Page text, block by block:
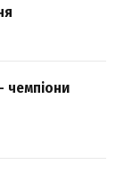
чемпіони